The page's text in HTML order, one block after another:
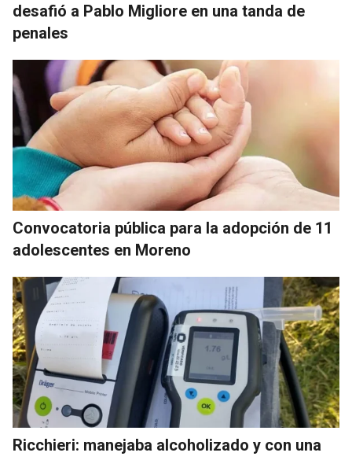
desafió a Pablo Migliore en una tanda de
penales
Convocatoria pública para la adopción de 11
adolescentes en Moreno
Ricchieri: manejaba alcoholizado y con una